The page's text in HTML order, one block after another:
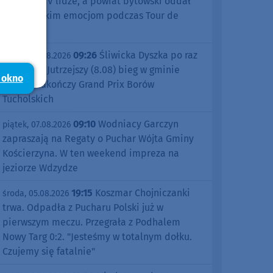
się kolarskim emocjom podczas Tour de
piątek, 07.08.2026 09:26 Śliwicka Dyszka po raz
dziesiąty. Jutrzejszy (8.08) bieg w gminie
Śliwice zakończy Grand Prix Borów
Tucholskich
piątek, 07.08.2026 09:10 Wodniacy Garczyn
zapraszają na Regaty o Puchar Wójta Gminy
Kościerzyna. W ten weekend impreza na
jeziorze Wdzydze
środa, 05.08.2026 19:15 Koszmar Chojniczanki
trwa. Odpadła z Pucharu Polski już w
pierwszym meczu. Przegrała z Podhalem
Nowy Targ 0:2. "Jesteśmy w totalnym dołku.
Czujemy się fatalnie"